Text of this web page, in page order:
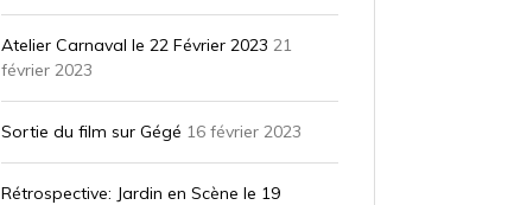
Atelier Carnaval le 22 Février 2023 21
février 2023
Sortie du film sur Gégé 16 février 2023
Rétrospective: Jardin en Scène le 19